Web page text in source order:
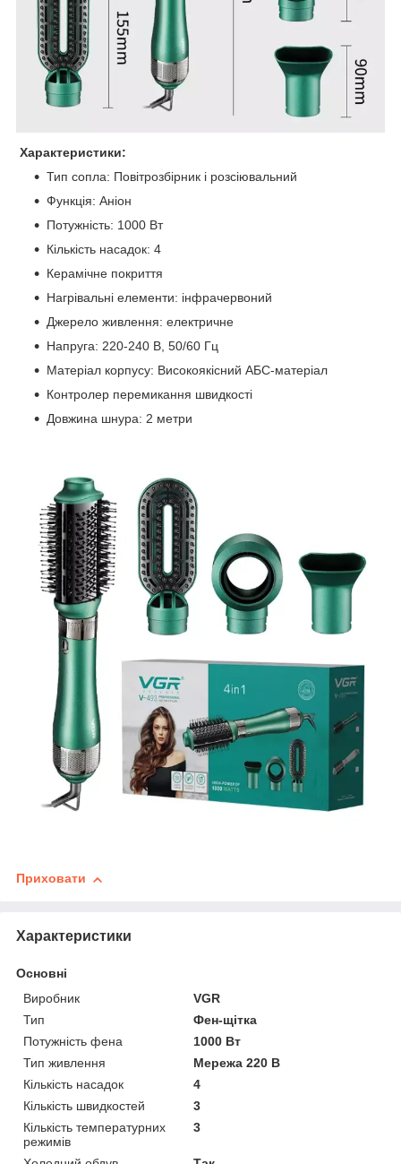
Характеристики:
Тип сопла: Повітрозбірник і розсіювальний
Функція: Аніон
Потужність: 1000 Вт
Кількість насадок: 4
Керамічне покриття
Нагрівальні елементи: інфрачервоний
Джерело живлення: електричне
Напруга: 220-240 В, 50/60 Гц
Матеріал корпусу: Високоякісний АБС-матеріал
Контролер перемикання швидкості
Довжина шнура: 2 метри
Приховати
Характеристики
Основні
Виробник
VGR
Тип
Фен-щітка
Потужність фена
1000 Вт
Тип живлення
Мережа 220 В
Кількість насадок
4
Кількість швидкостей
3
Кількість температурних
режимів
3